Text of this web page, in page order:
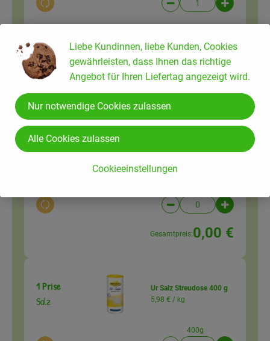
Auswahl ändern Artikelanzahl
Du hast sicher:
1 EL
Auswahl ändern Artikelanzahl
Gesamtpreis:0,00 €
1 Prise
Salz
Ur Salz Streudose 400 g
5,98 € / kg
400g
Liebe Kundinnen, liebe Kunden, Cookies
gewährleisten, dass Ihnen das richtige
Angebot für Ihren Liefertag angezeigt wird.
Cookieeinstellungen
Nur notwendige Cookies zulassen
Alle Cookies zulassen